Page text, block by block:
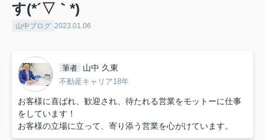
す(*´▽｀*)
山中ブログ 2023.01.06
筆者 山中 久東
不動産キャリア18年
お客様に喜ばれ、歓迎され、待たれる営業をモットーに仕事
をしています！
お客様の立場に立って、寄り添う営業を心がけています。